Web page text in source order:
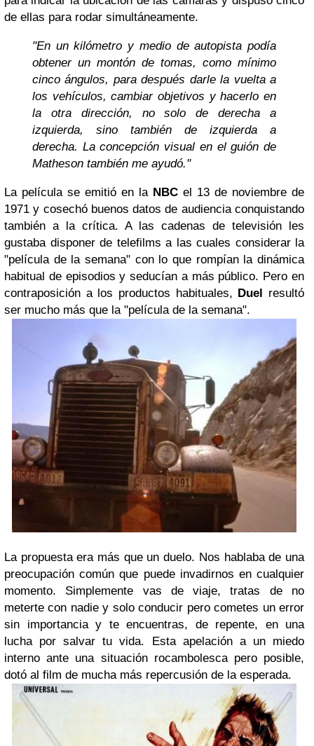
de ellas para rodar simultáneamente.
"En un kilómetro y medio de autopista podía
obtener un montón de tomas, como mínimo
cinco ángulos, para después darle la vuelta a
los vehículos, cambiar objetivos y hacerlo en
la otra dirección, no solo de derecha a
izquierda, sino también de izquierda a
derecha. La concepción visual en el guión de
Matheson también me ayudó."
La película se emitió en la NBC el 13 de noviembre de
1971 y cosechó buenos datos de audiencia conquistando
también a la crítica. A las cadenas de televisión les
gustaba disponer de telefilms a las cuales considerar la
"película de la semana" con lo que rompían la dinámica
habitual de episodios y seducían a más público. Pero en
contraposición a los productos habituales, Duel resultó
ser mucho más que la "película de la semana".
La propuesta era más que un duelo. Nos hablaba de una
preocupación común que puede invadirnos en cualquier
momento. Simplemente vas de viaje, tratas de no
meterte con nadie y solo conducir pero cometes un error
sin importancia y te encuentras, de repente, en una
lucha por salvar tu vida. Esta apelación a un miedo
interno ante una situación rocambolesca pero posible,
dotó al film de mucha más repercusión de la esperada.